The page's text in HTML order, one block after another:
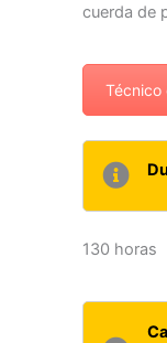
cuerda de
Técnico
130 horas